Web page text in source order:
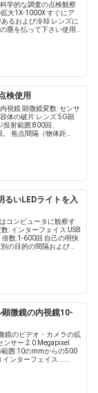
学的な調査の点検観察
大1X-1000X すぐにア
るおよび冷却 レンズに
塵を払って下さい使用
検使用
視鏡 顕微鏡変数: センサ
体の破片 レンズ:5G顕
射範囲:800回、
焦点間隔（物体距
るいLEDライトを入
コンピュータに観察す
: インターフェイス:USB
数:1-600回 自己の明快
の目的の間隔および多
微鏡の内視鏡10-
鏡のビデオ・カメラの拡
ンサー:2.0 Megapixel
囲:10のmmからの500
ンターフェイス......